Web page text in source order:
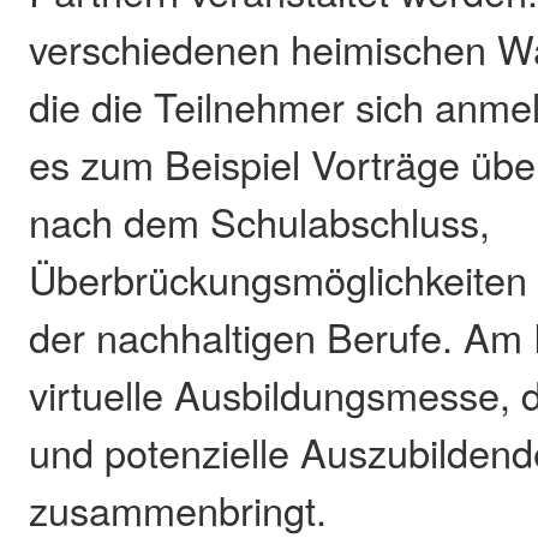
verschiedenen heimischen
die die Teilnehmer sich
es zum Beispiel Vorträge
nach dem Schulabschluss,
der nachhaltigen Berufe.
virtuelle Ausbildungsmesse,
und potenzielle
zusammenbringt.